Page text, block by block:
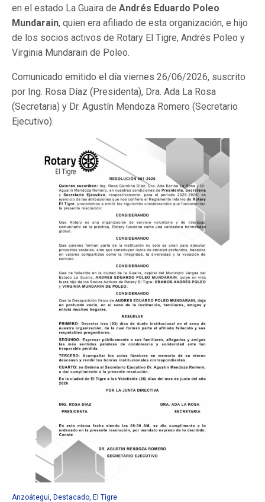
en el estado La Guaira de Andrés Eduardo Poleo
Mundarain, quien era afiliado de esta organización, e hijo
de los socios activos de Rotary El Tigre, Andrés Poleo y
Virginia Mundarain de Poleo.
Comunicado emitido el día viernes 26/06/2026, suscrito
por Ing. Rosa Díaz (Presidenta), Dra. Ada La Rosa
(Secretaria) y Dr. Agustín Mendoza Romero (Secretario
Ejecutivo).
Anzoátegui, Destacado, El Tigre